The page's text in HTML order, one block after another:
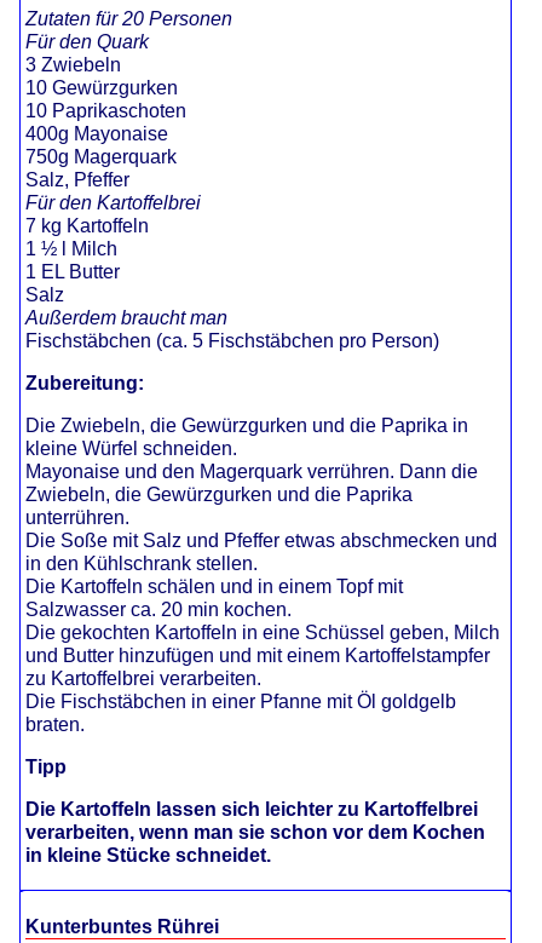
Zutaten für 20 Personen
Für den Quark
3 Zwiebeln
10 Gewürzgurken
10 Paprikaschoten
400g Mayonaise
750g Magerquark
Salz, Pfeffer
Für den Kartoffelbrei
7 kg Kartoffeln
1 ½ l Milch
1 EL Butter
Salz
Außerdem braucht man
Fischstäbchen (ca. 5 Fischstäbchen pro Person)
Zubereitung:
Die Zwiebeln, die Gewürzgurken und die Paprika in
kleine Würfel schneiden.
Mayonaise und den Magerquark verrühren. Dann die
Zwiebeln, die Gewürzgurken und die Paprika
unterrühren.
Die Soße mit Salz und Pfeffer etwas abschmecken und
in den Kühlschrank stellen.
Die Kartoffeln schälen und in einem Topf mit
Salzwasser ca. 20 min kochen.
Die gekochten Kartoffeln in eine Schüssel geben, Milch
und Butter hinzufügen und mit einem Kartoffelstampfer
zu Kartoffelbrei verarbeiten.
Die Fischstäbchen in einer Pfanne mit Öl goldgelb
braten.
Tipp
Die Kartoffeln lassen sich leichter zu Kartoffelbrei
verarbeiten, wenn man sie schon vor dem Kochen
in kleine Stücke schneidet.
Kunterbuntes Rührei